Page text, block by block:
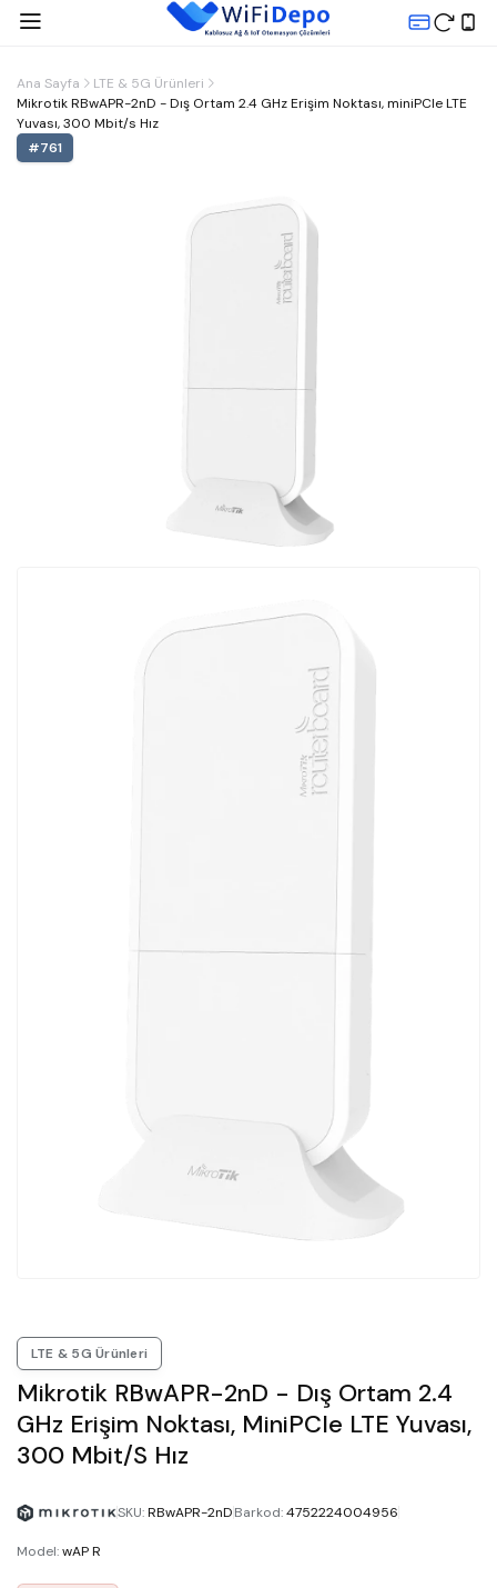
Ana Sayfa
LTE & 5G Ürünleri
Mikrotik RBwAPR-2nD - Dış Ortam 2.4 GHz Erişim Noktası, miniPCIe LTE
Yuvası, 300 Mbit/s Hız
#761
LTE & 5G Ürünleri
Mikrotik RBwAPR-2nD - Dış Ortam 2.4
GHz Erişim Noktası, MiniPCIe LTE Yuvası,
300 Mbit/s Hız
SKU:RBwAPR-2nDBarkod:4752224004956
Model:wAP R